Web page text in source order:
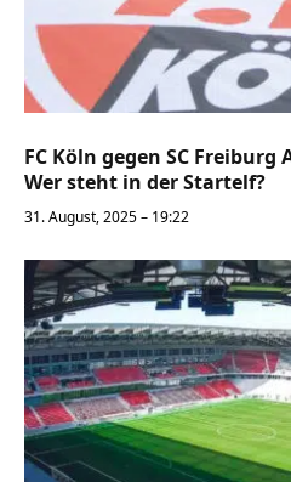
FC Köln gegen SC
Wer steht in der Startelf?
31. August, 2025 – 19:22